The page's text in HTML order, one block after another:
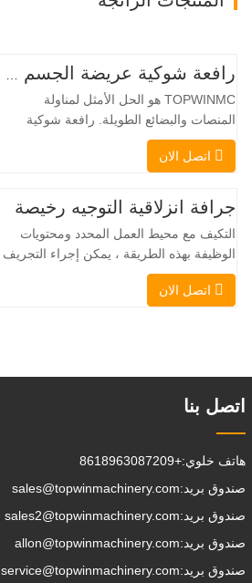
TOPWINMC هو الحل الأمثل لمناولة
المنصات والبضائع الطويلة. رافعة شوكية
ثنائية الاستخدام، تجمع بين مزايا الرافعة
الشوكية والرافعة الجانبية. محركها الكهربائي
بزاوية 360 درجة، يُمكّنان من تغيير الاتجاه
بسلاسة دون انقطاع في تدفق الحمولة، مما
يجعل TOPWINMC
اتصل الان
جرافة انزلاقية التوجيه رخيصة
التكيف مع محيط العمل المحدد ومحتويات
الوظيفة بهذه الطريقة ، يمكن إجراء التجريف
، التراص ، الرفع ، الحفر ، الحفر ، السحق ،
الإمساك ، الدفع ، تخفيف التربة ، الخنادق
التي تختار القيام بها.يمكن
اتصل الان
اتصل بنا
هاتف خلوي:+8618963087209
صندوق بريد:sales@topwinmachinery.com
صندوق بريد:sales2@topwinmachinery.com
صندوق بريد:allon@topwinmachinery.com
صندوق بريد:service@topwinmachinery.com